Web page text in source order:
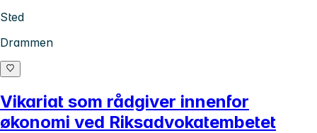
Sted
Drammen
Vikariat som rådgiver innenfor
økonomi ved Riksadvokatembetet